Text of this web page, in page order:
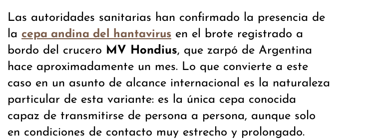
Las autoridades sanitarias han confirmado la presencia de
la cepa andina del hantavirus en el brote registrado a
bordo del crucero MV Hondius, que zarpó de Argentina
hace aproximadamente un mes. Lo que convierte a este
caso en un asunto de alcance internacional es la naturaleza
particular de esta variante: es la única cepa conocida
capaz de transmitirse de persona a persona, aunque solo
en condiciones de contacto muy estrecho y prolongado.